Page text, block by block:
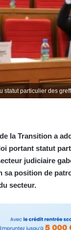
statut particulier des
la Transition a
portant statut
judiciaire
sa position de
secteur.